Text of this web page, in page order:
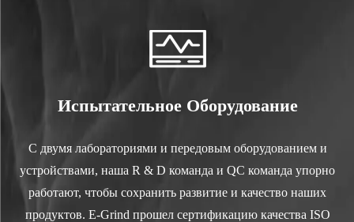
Испытательное Оборудование
С двумя лабораториями и передовым оборудованием и
устройствами, наша R & D команда и QC команда упорно
работают, чтобы сохранить развитие и качество наших
продуктов. E-Grind прошел сертификацию качества ISO